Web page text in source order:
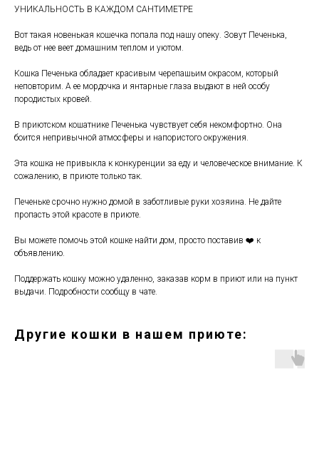
УНИКАЛЬНОСТЬ В КАЖДОМ САНТИМЕТРЕ
Вот такая новенькая кошечка попала под нашу опеку. Зовут Печенька,
ведь от нее веет домашним теплом и уютом.
Кошка Печенька обладает красивым черепашьим окрасом, который
неповторим. А ее мордочка и янтарные глаза выдают в ней особу
породистых кровей.
В приютском кошатнике Печенька чувствует себя некомфортно. Она
боится непривычной атмосферы и напористого окружения.
Эта кошка не привыкла к конкуренции за еду и человеческое внимание. К
сожалению, в приюте только так.
Печеньке срочно нужно домой в заботливые руки хозяина. Не дайте
пропасть этой красоте в приюте.
Вы можете помочь этой кошке найти дом, просто поставив ❤️ к
объявлению.
Поддержать кошку можно удаленно, заказав корм в приют или на пункт
выдачи. Подробности сообщу в чате.
Другие кошки в нашем приюте: